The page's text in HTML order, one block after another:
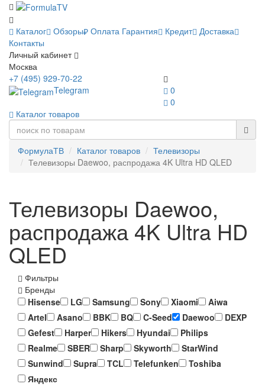
Каталог Обзоры Оплата Гарантия Кредит Доставка
Контакты
Личный кабинет
Москва
0
0
+7 (495) 929-70-22
Telegram
Каталог товаров
ФормулаТВ Каталог товаров
Телевизоры
Телевизоры Daewoo, распродажа 4K Ultra HD QLED
Телевизоры Daewoo,
распродажа 4K Ultra HD
QLED
Фильтры
Бренды
Hisense
LG Samsung Sony Xiaomi
Aiwa
Artel
Asano BBK BQ C-Seed Daewoo
DEXP
Gefest
Harper Hikers Hyundai
Philips
Realme
SBER Sharp Skyworth
StarWind
Sunwind
Supra TCL Telefunken
Toshiba
Яндекс